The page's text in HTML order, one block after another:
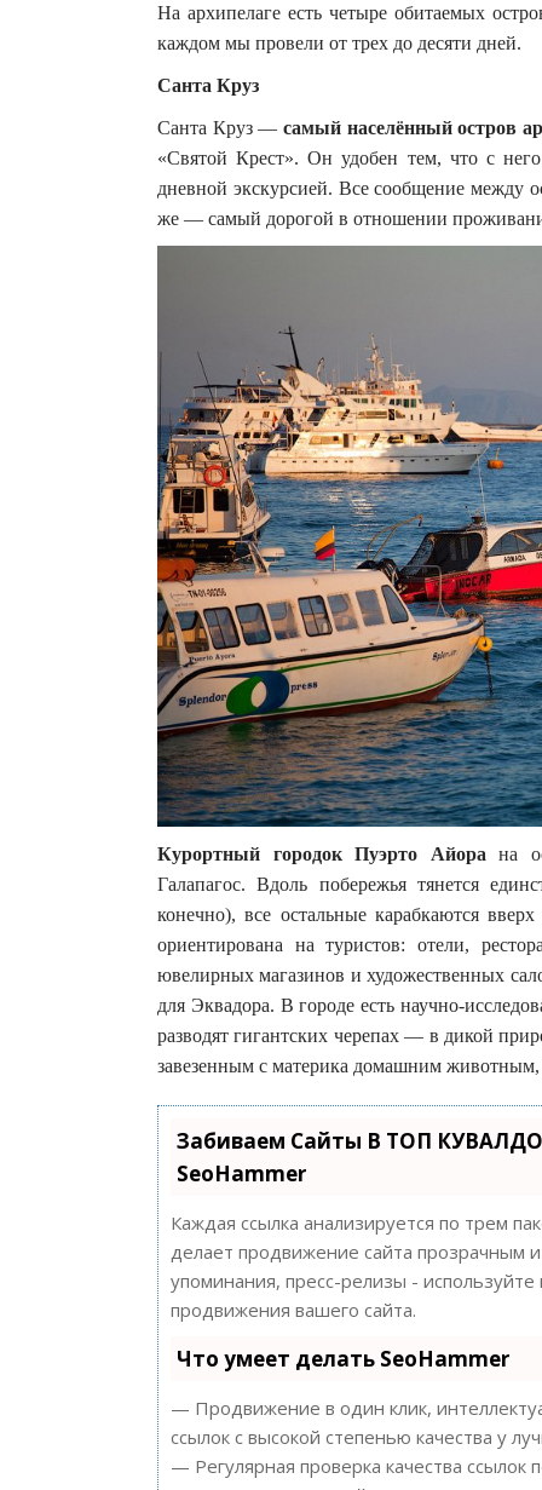
На архипелаге есть четыре обитаемых
каждом мы провели от трех до десяти дней.
Санта Круз
Санта Круз — самый населённый остров
«Святой Крест». Он удобен тем, что с
дневной экскурсией. Все сообщение между
же — самый дорогой в отношении
Курортный городок Пуэрто Айора на
Галапагос. Вдоль побережья тянется
конечно), все остальные карабкаются
ориентирована на туристов: отели,
ювелирных магазинов и художественных
для Эквадора. В городе есть научно-
разводят гигантских черепах — в дикой
завезенным с материка домашним
Забиваем Сайты В ТОП
SeoHammer
Каждая ссылка анализируется по трем
делает продвижение сайта прозрачным
упоминания, пресс-релизы -
продвижения вашего сайта.
Что умеет делать SeoHammer
— Продвижение в один клик,
ссылок с высокой степенью качества у
— Регулярная проверка качества